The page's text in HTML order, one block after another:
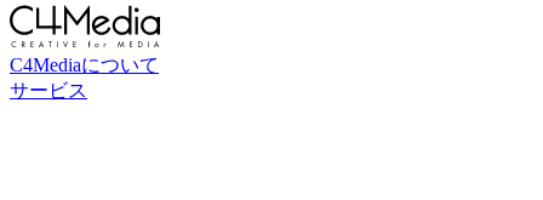
C4Mediaについて
サービス